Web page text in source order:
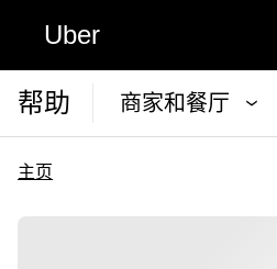
Uber
帮助 商家和餐厅
主页